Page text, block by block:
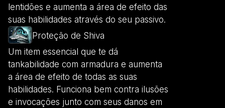
lentidões e aumenta a área de efeito das
suas habilidades através do seu passivo.
Proteção de Shiva
Um item essencial que te dá
tankabilidade com armadura e aumenta
a área de efeito de todas as suas
habilidades. Funciona bem contra ilusões
e invocações junto com seus danos em